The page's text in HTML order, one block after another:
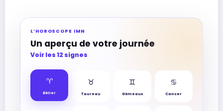
L’HOROSCOPE IMN
Un aperçu de votre journée
Voir les 12 signes
♈︎
Bélier
♉︎
Taureau
♊︎
Gémeaux
♋︎
Cancer